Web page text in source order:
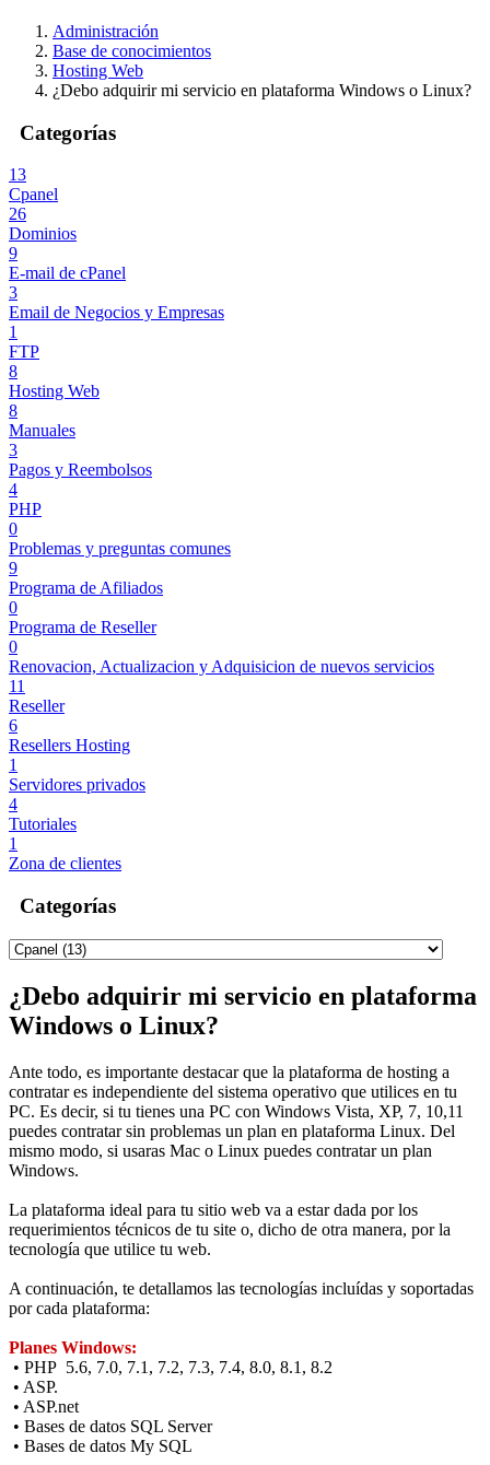
Administración
Base de conocimientos
Hosting Web
¿Debo adquirir mi servicio en plataforma Windows o Linux?
Categorías
13
Cpanel
26
Dominios
9
E-mail de cPanel
3
Email de Negocios y Empresas
1
FTP
8
Hosting Web
8
Manuales
3
Pagos y Reembolsos
4
PHP
0
Problemas y preguntas comunes
9
Programa de Afiliados
0
Programa de Reseller
0
Renovacion, Actualizacion y Adquisicion de nuevos servicios
11
Reseller
6
Resellers Hosting
1
Servidores privados
4
Tutoriales
1
Zona de clientes
Categorías
¿Debo adquirir mi servicio en plataforma
Windows o Linux?
Ante todo, es importante destacar que la plataforma de hosting a
contratar es independiente del sistema operativo que utilices en tu
PC. Es decir, si tu tienes una PC con Windows Vista, XP, 7, 10,11
puedes contratar sin problemas un plan en plataforma Linux. Del
mismo modo, si usaras Mac o Linux puedes contratar un plan
Windows.
La plataforma ideal para tu sitio web va a estar dada por los
requerimientos técnicos de tu site o, dicho de otra manera, por la
tecnología que utilice tu web.
A continuación, te detallamos las tecnologías incluídas y soportadas
por cada plataforma:
Planes Windows:
• PHP 5.6, 7.0, 7.1, 7.2, 7.3, 7.4, 8.0, 8.1, 8.2
• ASP.
• ASP.net
• Bases de datos SQL Server
• Bases de datos My SQL